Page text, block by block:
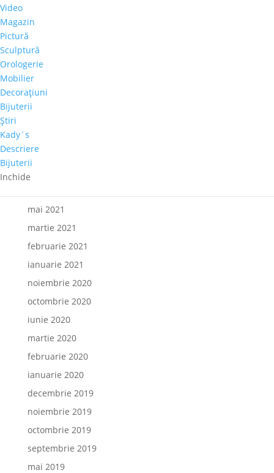
Video
Magazin
Pictură
Sculptură
Orologerie
Mobilier
Decoraţiuni
Bijuterii
Ştiri
Kady`s
Descriere
Bijuterii
Inchide
aproape 30 de milioane de dolari
Paharul de Cultură, inițiativa culturală a cramei Villa
Vinea
Grand Hotel
Arhive
octombrie 2021
mai 2021
martie 2021
februarie 2021
ianuarie 2021
noiembrie 2020
octombrie 2020
iunie 2020
martie 2020
februarie 2020
ianuarie 2020
decembrie 2019
noiembrie 2019
octombrie 2019
septembrie 2019
mai 2019